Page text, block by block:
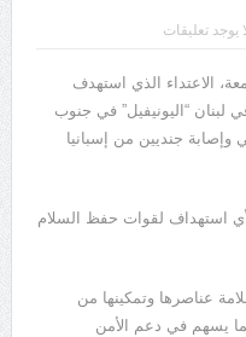
يوجد تعليقات
الاعتداء الذي استهدف
لبنان “اليونيفيل” في جنوب
جنديين من إسبانيا
استهداف لقوات حفظ السلام
عناصرها وتمكينها من
بما يسهم في دعم الأمن